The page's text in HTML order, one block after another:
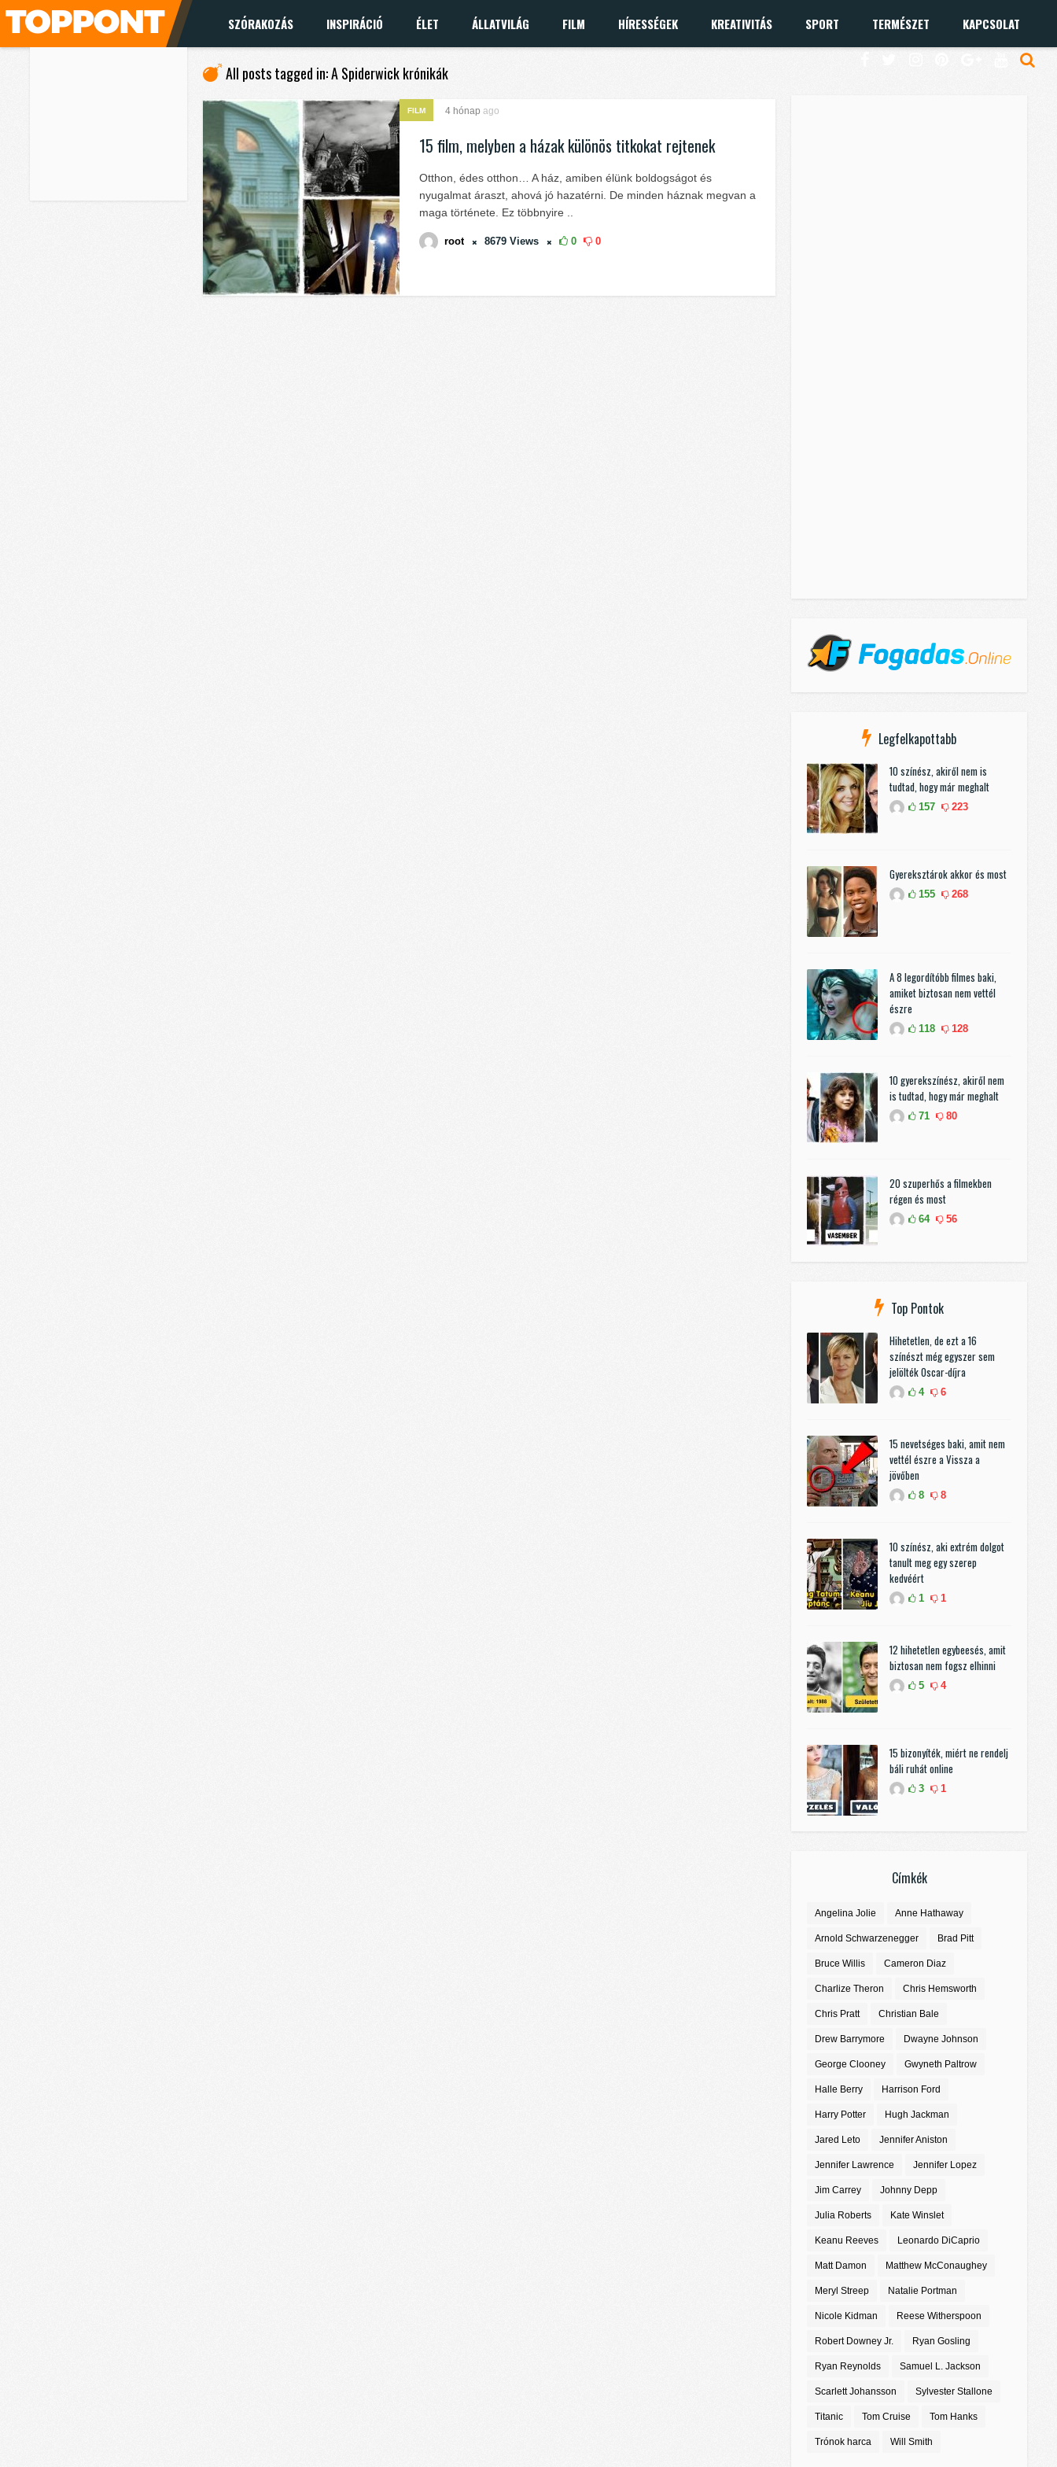
SZÓRAKOZÁS INSPIRÁCIÓ ÉLET ÁLLATVILÁG FILM HÍRESSÉGEK KREATIVITÁS SPORT TERMÉSZET KAPCSOLAT
All posts tagged in: A Spiderwick krónikák
FILM 4 hónap ago
15 film, melyben a házak különös titkokat rejtenek
Otthon, édes otthon… A ház, amiben élünk boldogságot és
nyugalmat áraszt, ahová jó hazatérni. De minden háznak megvan a
maga története. Ez többnyire ..
root 8679 Views 0 0
Legfelkapottabb
10 színész, akiről nem is
tudtad, hogy már meghalt
157 223
Gyereksztárok akkor és most
155 268
A 8 legordítóbb filmes baki,
amiket biztosan nem vettél
észre
118 128
10 gyerekszínész, akiről nem
is tudtad, hogy már meghalt
71 80
20 szuperhős a filmekben
régen és most
64 56
Top Pontok
Hihetetlen, de ezt a 16
színészt még egyszer sem
jelölték Oscar-díjra
4 6
15 nevetséges baki, amit nem
vettél észre a Vissza a
jövőben
8 8
10 színész, aki extrém dolgot
tanult meg egy szerep
kedvéért
1 1
12 hihetetlen egybeesés, amit
biztosan nem fogsz elhinni
5 4
15 bizonyíték, miért ne rendelj
báli ruhát online
3 1
Címkék
Angelina Jolie Anne Hathaway
Arnold Schwarzenegger Brad Pitt
Bruce Willis Cameron Diaz
Charlize Theron Chris Hemsworth
Chris Pratt Christian Bale
Drew Barrymore Dwayne Johnson
George Clooney Gwyneth Paltrow
Halle Berry Harrison Ford
Harry Potter Hugh Jackman
Jared Leto Jennifer Aniston
Jennifer Lawrence Jennifer Lopez
Jim Carrey Johnny Depp
Julia Roberts Kate Winslet
Keanu Reeves Leonardo DiCaprio
Matt Damon Matthew McConaughey
Meryl Streep Natalie Portman
Nicole Kidman Reese Witherspoon
Robert Downey Jr. Ryan Gosling
Ryan Reynolds Samuel L. Jackson
Scarlett Johansson Sylvester Stallone
Titanic Tom Cruise Tom Hanks
Trónok harca Will Smith